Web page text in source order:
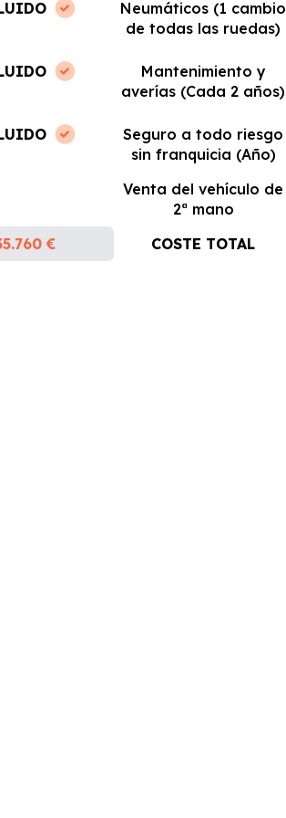
Neumáticos (1 cambio
de todas las ruedas)
Mantenimiento y
averías (Cada 2 años)
Seguro a todo riesgo
sin franquicia (Año)
Venta del vehículo de
2ª mano
€ COSTE TOTAL